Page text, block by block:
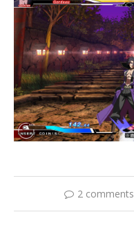
2 comments